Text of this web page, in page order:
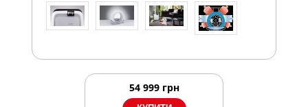
54 999 грн